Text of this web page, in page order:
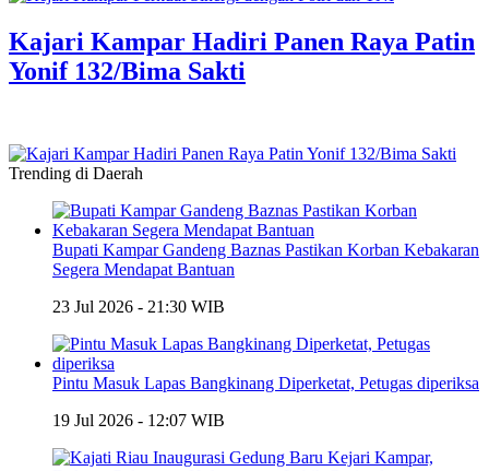
Kajari Kampar Hadiri Panen Raya Patin
Yonif 132/Bima Sakti
Trending di Daerah
Bupati Kampar Gandeng Baznas Pastikan Korban Kebakaran
Segera Mendapat Bantuan
23 Jul 2026 - 21:30 WIB
Pintu Masuk Lapas Bangkinang Diperketat, Petugas diperiksa
19 Jul 2026 - 12:07 WIB